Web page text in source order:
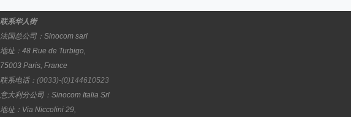
联系华人街
法国总公司： Sinocom sarl
地址： 48 Rue de Turbigo,
75003 Paris, France
联系电话： (0033)-(0)144610523
意大利分公司： Sinocom Italia Srl
地址： Via Niccolini 29,